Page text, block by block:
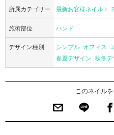
所属カテゴリー 最新お客様ネイル
施術部位 ハンド
デザイン種別 シンプル オフィス
春夏デザイン 秋冬デ
このネイル